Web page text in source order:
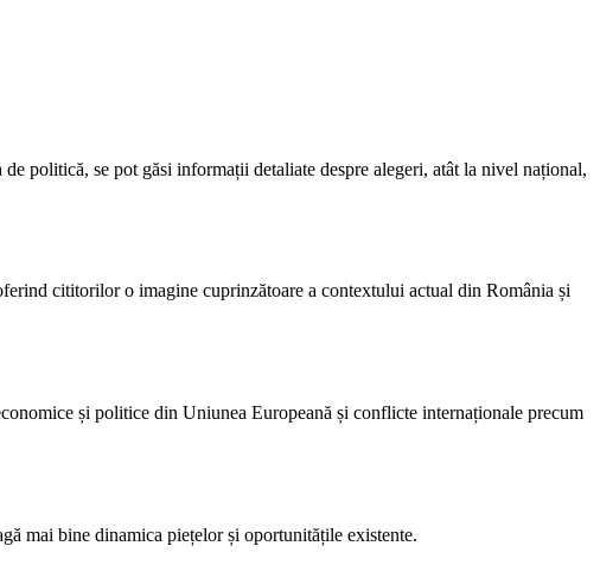
politică, se pot găsi informații detaliate despre alegeri, atât la nivel național,
cititorilor o imagine cuprinzătoare a contextului actual din România și
și politice din Uniunea Europeană și conflicte internaționale precum
mai bine dinamica piețelor și oportunitățile existente.